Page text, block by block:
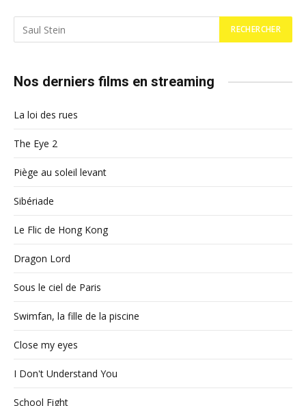
Nos derniers films en streaming
La loi des rues
The Eye 2
Piège au soleil levant
Sibériade
Le Flic de Hong Kong
Dragon Lord
Sous le ciel de Paris
Swimfan, la fille de la piscine
Close my eyes
I Don't Understand You
School Fight